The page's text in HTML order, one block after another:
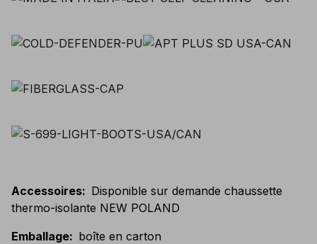
Accessoires: Disponible sur demande chaussette
thermo-isolante NEW POLAND
Emballage: boîte en carton